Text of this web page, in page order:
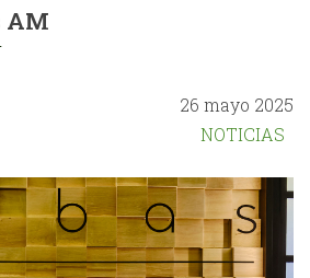
AM
26 mayo 2025
NOTICIAS